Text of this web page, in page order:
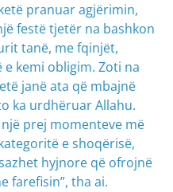
pranuar agjërimin,
festë tjetër na bashkon
tanë, me fqinjët,
kemi obligim. Zoti na
janë ata që mbajnë
ka urdhëruar Allahu.
prej momenteve më
e shoqërisë,
hyjnore që ofrojnë
farefisin”, tha ai.